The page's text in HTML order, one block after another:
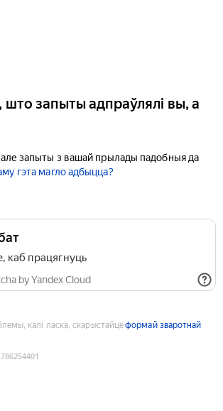
што запыты адпраўлялі вы, а
запыты з вашай прылады падобныя да
гэта магло адбыцца?
каб працягнуць
by Yandex Cloud
калі ласка, скарыстайцеформай зваротнай